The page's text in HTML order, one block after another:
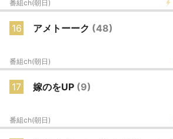
番組ch(朝日)
16 アメトーーク (48)
番組ch(朝日)
17 嫁のをUP (9)
番組ch(朝日)